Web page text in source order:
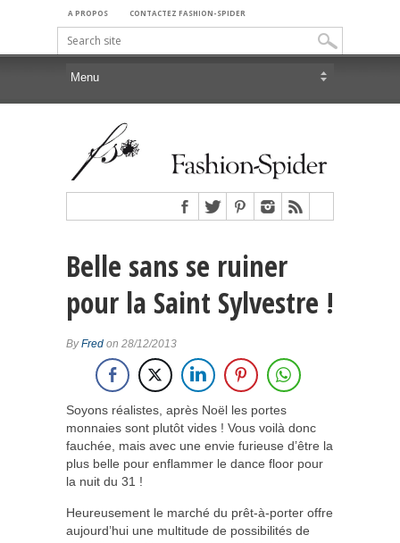
A PROPOS CONTACTEZ FASHION-SPIDER
Belle sans se ruiner
pour la Saint Sylvestre !
ByFred on 28/12/2013
Soyons réalistes, après Noël les portes
monnaies sont plutôt vides ! Vous voilà donc
fauchée, mais avec une envie furieuse d’être la
plus belle pour enflammer le dance floor pour
la nuit du 31 !
Heureusement le marché du prêt-à-porter offre
aujourd’hui une multitude de possibilités de